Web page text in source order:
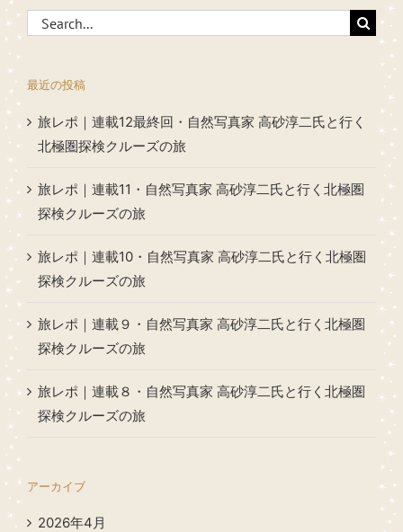
Search
for:
最近の投稿
旅レポ｜連載12最終回・自然写真家 高砂淳二氏と行く
北極圏探検クルーズの旅
旅レポ｜連載11・自然写真家 高砂淳二氏と行く北極圏
探検クルーズの旅
旅レポ｜連載10・自然写真家 高砂淳二氏と行く北極圏
探検クルーズの旅
旅レポ｜連載９・自然写真家 高砂淳二氏と行く北極圏
探検クルーズの旅
旅レポ｜連載８・自然写真家 高砂淳二氏と行く北極圏
探検クルーズの旅
アーカイブ
2026年4月